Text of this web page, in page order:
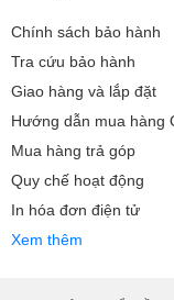
Chính sách bảo hành
Tra cứu bảo hành
Giao hàng và lắp đặt
Hướng dẫn mua hàng
Mua hàng trả góp
Quy chế hoạt động
In hóa đơn điện tử
Xem thêm